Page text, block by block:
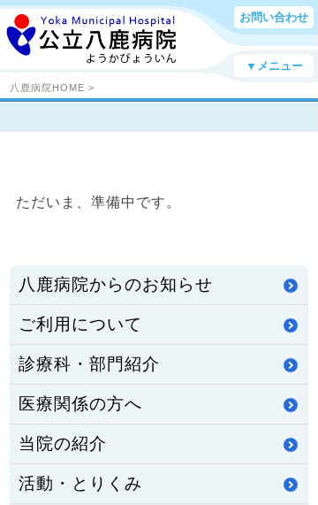
お問い合わせ
▼メニュー
八鹿病院HOME >
ただいま、準備中です。
八鹿病院からのお知らせ
ご利用について
診療科・部門紹介
医療関係の方へ
当院の紹介
活動・とりくみ